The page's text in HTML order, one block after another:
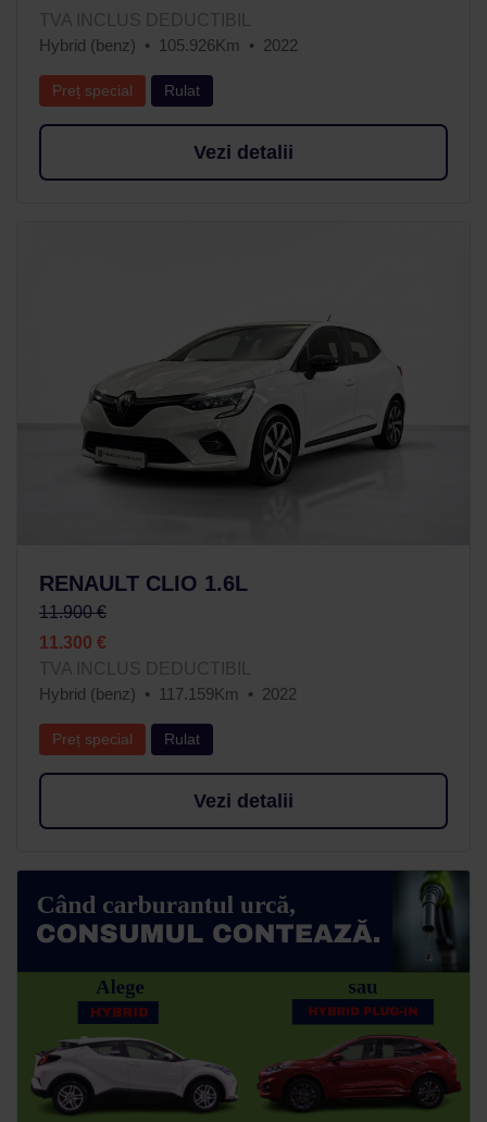
TVA INCLUS DEDUCTIBIL
Hybrid (benz)
105.926Km 2022
Preț special Rulat
Vezi detalii
RENAULT CLIO 1.6L
11.900 €
11.300 €
TVA INCLUS DEDUCTIBIL
Hybrid (benz)
117.159Km 2022
Preț special Rulat
Vezi detalii